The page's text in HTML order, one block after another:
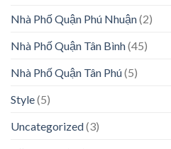
Nhà Phố Quận Phú Nhuận(2)
Nhà Phố Quận Tân Bình(45)
Nhà Phố Quận Tân Phú(5)
Style(5)
Uncategorized(3)